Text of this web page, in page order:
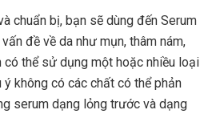
chuẩn bị, bạn sẽ dùng đến Serum
đề về da như mụn, thâm nám,
có thể sử dụng một hoặc nhiều loại
không có các chất có thể phản
serum dạng lỏng trước và dạng